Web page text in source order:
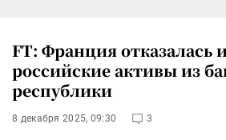
FT: Франция отказалась
российские активы из
республики
8 декабря 2025, 09:30 3